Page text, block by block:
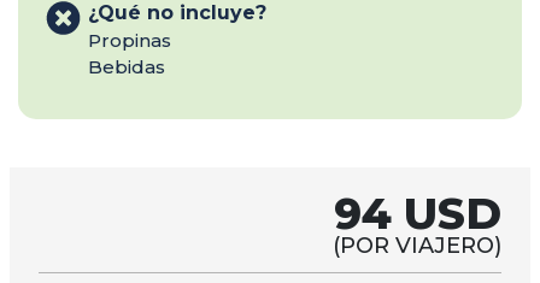
¿Qué no incluye?
Propinas
Bebidas
94 USD
(POR VIAJERO)